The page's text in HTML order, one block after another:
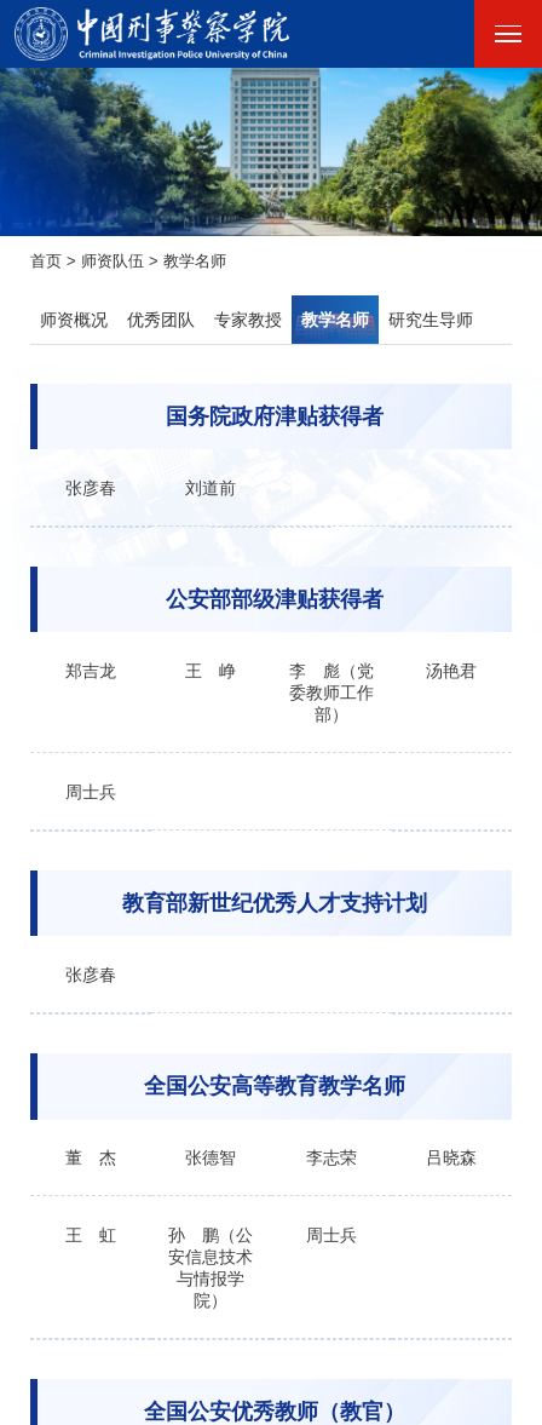
首页 > 师资队伍 > 教学名师
师资概况 优秀团队 专家教授 教学名师 研究生导师
国务院政府津贴获得者
张彦春 刘道前
公安部部级津贴获得者
郑吉龙 王 峥
李 彪（党
委教师工作
部）
汤艳君
周士兵
教育部新世纪优秀人才支持计划
张彦春
全国公安高等教育教学名师
董 杰 张德智 李志荣 吕晓森
王 虹
孙 鹏（公
安信息技术
与情报学
院）
周士兵
全国公安优秀教师（教官）